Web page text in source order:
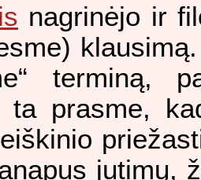
nagrinėjo ir
terminą,
ta prasme,
jutimų,